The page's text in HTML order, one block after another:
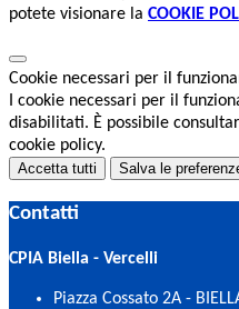
potete visionare la COOKIE
Cookie necessari per il
I cookie necessari per il
disabilitati. È possibile
cookie policy.
Accetta tutti Salva le
Contatti
CPIA Biella - Vercelli
Piazza Cossato 2A -